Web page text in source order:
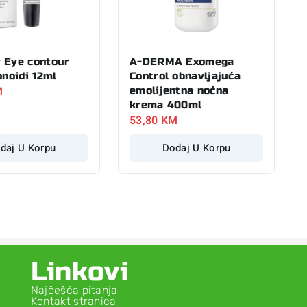
Eye contour
12ml
U Korpu
A-DERMA Exomega
Control obnavljajuća
emolijentna noćna
krema 400ml
53,80 KM
Dodaj U Korpu
Linkovi
Najčešća pitanja
Kontakt stranica